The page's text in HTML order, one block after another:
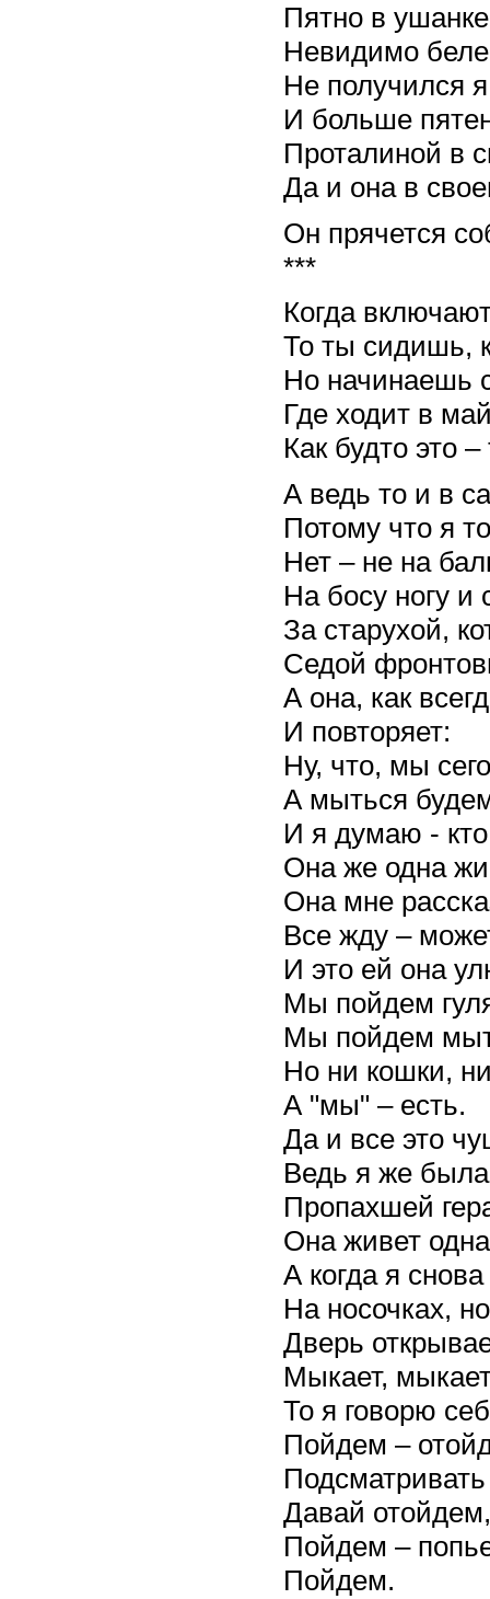
Пятно в
Невидимо
Не получился
И больше
Проталиной в
Да и она в
Он прячется
***
Когда
То ты сидишь,
Но начинаешь
Где ходит в
Как будто это
А ведь то и в
Потому что я
Нет – не на
На босу ногу и
За старухой,
Седой
А она, как
И повторяет:
Ну, что, мы
А мыться
И я думаю -
Она же одна
Она мне
Все жду –
И это ей она
Мы пойдем
Мы пойдем
Но ни кошки,
А "мы" – есть.
Да и все это
Ведь я же была
Пропахшей
Она живет
А когда я
На носочках,
Дверь
Мыкает,
То я говорю
Пойдем –
Давай отойдем,
Пойдем –
Пойдем.